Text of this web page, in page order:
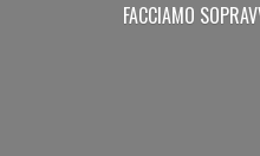
FACCIAMO